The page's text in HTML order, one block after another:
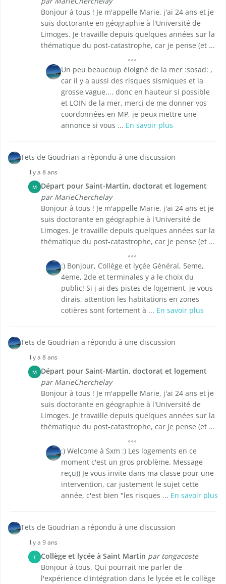
Bonjour à tous ! Je m'appelle Marie, j'ai 24 ans et je
suis doctorante en géographie à l'Université de
Limoges. Je travaille depuis quelques années sur la
thématique du post-catastrophe, car je pense (et ...
Un peu beaucoup éloigné de la mer :sosad: ,
car il y a aussi des risques sismiques et la
grosse vague.... donc en hauteur si possible
et LOIN de la mer, merci de me donner vos
coordonnées en MP, je peux mettre une
annonce si vous ... En savoir plus
Tets de Goudrian a répondu à une discussion
il y a 8 ans
M
Départ pour Saint-Martin, doctorat et logement
par MarieCherchelay
Bonjour à tous ! Je m'appelle Marie, j'ai 24 ans et je
suis doctorante en géographie à l'Université de
Limoges. Je travaille depuis quelques années sur la
thématique du post-catastrophe, car je pense (et ...
:) Bonjour, Collège et lyçée Général, 5eme,
4eme, 2de et terminales y a le choix du
public! Si j ai des pistes de logement, je vous
dirais, attention les habitations en zones
cotières sont fortement à ... En savoir plus
Tets de Goudrian a répondu à une discussion
il y a 8 ans
M
Départ pour Saint-Martin, doctorat et logement
par MarieCherchelay
Bonjour à tous ! Je m'appelle Marie, j'ai 24 ans et je
suis doctorante en géographie à l'Université de
Limoges. Je travaille depuis quelques années sur la
thématique du post-catastrophe, car je pense (et ...
:) Welcome à Sxm :) Les logements en ce
moment c'est un gros problème, Message
reçu)) Je vous invite dans ma classe pour une
intervention, car justement le sujet cette
année, c'est bien "les risques ... En savoir plus
Tets de Goudrian a répondu à une discussion
il y a 9 ans
T Collège et lycée à Saint Martin par tongacoste
Bonjour à tous, Qui pourrait me parler de
l'expérience d'intégration dans le lycée et le collège